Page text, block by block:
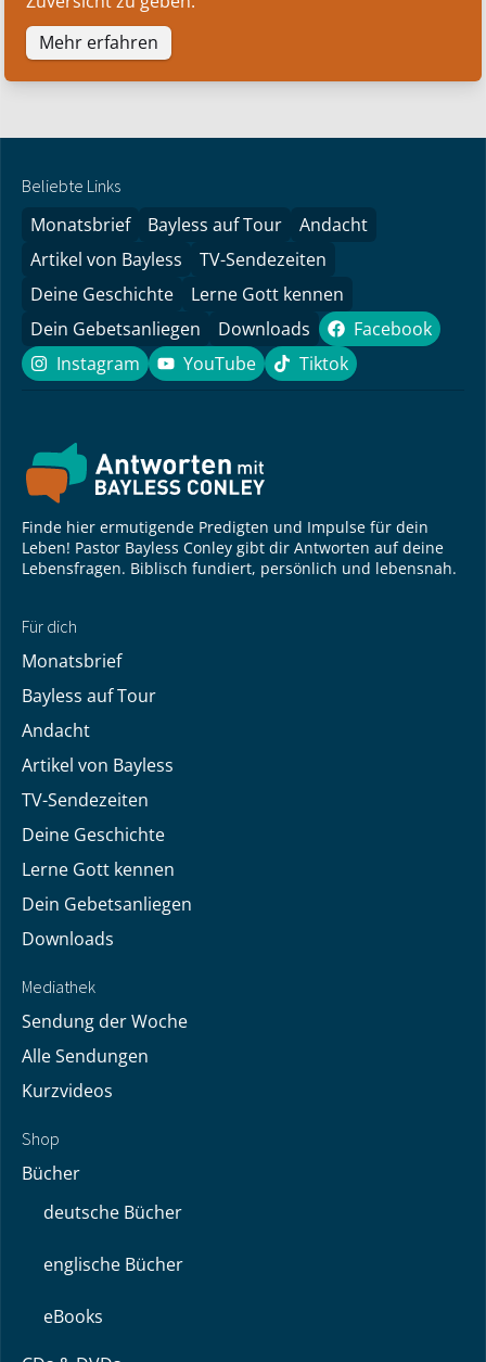
Mehr erfahren
Beliebte Links
Monatsbrief Bayless auf Tour
Andacht
Artikel von Bayless
TV-Sendezeiten
Deine Geschichte
Lerne Gott kennen
Dein Gebetsanliegen
Downloads Facebook
Facebook
Instagram
Instagram YouTube
YouTube Tiktok
Tiktok
Finde hier ermutigende Predigten und Impulse für dein
Leben! Pastor Bayless Conley gibt dir Antworten auf deine
Lebensfragen. Biblisch fundiert, persönlich und lebensnah.
Für dich
Monatsbrief
Bayless auf Tour
Andacht
Artikel von Bayless
TV-Sendezeiten
Deine Geschichte
Lerne Gott kennen
Dein Gebetsanliegen
Downloads
Mediathek
Sendung der Woche
Alle Sendungen
Kurzvideos
Shop
Bücher
deutsche Bücher
englische Bücher
eBooks